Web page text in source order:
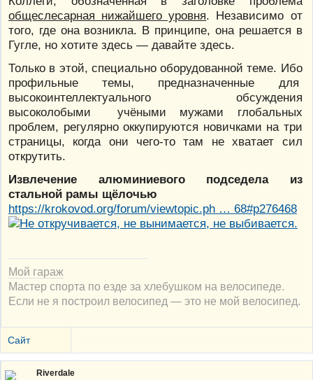
общеслесарная нижайшего уровня. Независимо от
того, где она возникла. В принципе, она решается в
Гугле, но хотите здесь — давайте здесь.
Только в этой, специально оборудованной теме. Ибо
профильные темы, предназначенные для
высокоинтеллектуального обсуждения
высоколобыми учёными мужами глобальных
проблем, регулярно оккупируются новичками на три
страницы, когда они чего-то там не хватает сил
открутить.
Извлечение алюминиевого подседела из
стальной рамы щёлочью
https://krokovod.org/forum/viewtopic.ph … 68#p276468
Мой гараж
Мастер спорта по езде за хлебушком на велосипеде.
Если не я построил велосипед — это не мой велосипед.
Сайт
Riverdale